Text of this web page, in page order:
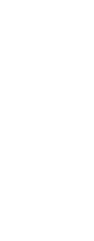
ข้ามไปยังเนื้อหาห